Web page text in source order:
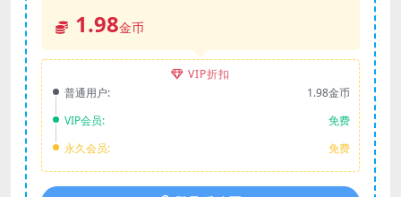
1.98金币
VIP折扣
普通用户:
1.98金币
VIP会员:
免费
永久会员:
免费